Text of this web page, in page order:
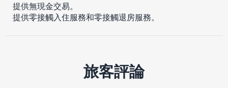
提供無現金交易。
提供零接觸入住服務和零接觸退房服務。
旅客評論